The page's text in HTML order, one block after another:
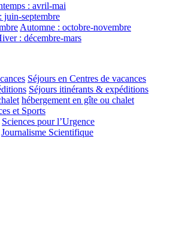
: avril-mai
juin-septembre
Automne : octobre-novembre
: décembre-mars
Séjours en Centres de vacances
Séjours itinérants & expéditions
hébergement en gîte ou chalet
et Sports
Sciences pour l’Urgence
Journalisme Scientifique